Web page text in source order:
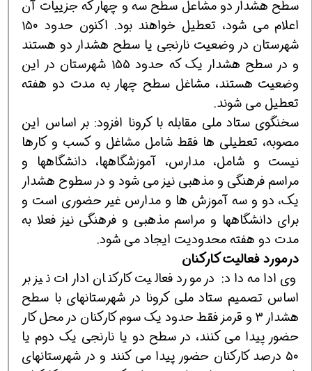
سطح هشدار دو مشاعل سطح سه و چهار که جزییات آن
اعلام می شود، تعطیل خواهند بود. اکنون حدود ۱۵۰
شهرستان در وضعیت نارنجی یا سطح هشدار دو هستند
و در سطح هشدار یک که حدود ۱۵۵ شهرستان در این
وضعیت هستند، مشاغل سطح چهار به مدت دو هفته
تعطیل می شوند.
سخنگوی ستاد ملی مقابله با کرونا افزود: بر اساس این
مصوبه، تعطیلی ها فقط شامل مشاغل و کسب و کارها
نیست و شامل، مدارس، آموزشگاهها، دانشگاهها و
مراسم فرهنگی و مذهبی نیز می شود و در سطوح هشدار
یک، دو و سه آموزش ها و مدارس غیر حضوری است و
برای دانشگاهها و مراسم مذهبی و فرهنگی نیز فعلا به
مدت دو هفته محدودیت ایجاد می شود.
درمورد فعالیت کارکنان
وی ادامه داد: در مورد فعالیت کارکنان ادارات نیز بر
اساس تصمیم ستاد ملی کرونا در شهرستانهای با سطح
هشدار ۳ و قرمز فقط حدود یک سوم کارکنان در محل کار
حضور پیدا می کنند، در سطح دو یا نارنجی یک دوم یا
۵۰ درصد کارکنان حضور پیدا می کنند و در شهرستانهای